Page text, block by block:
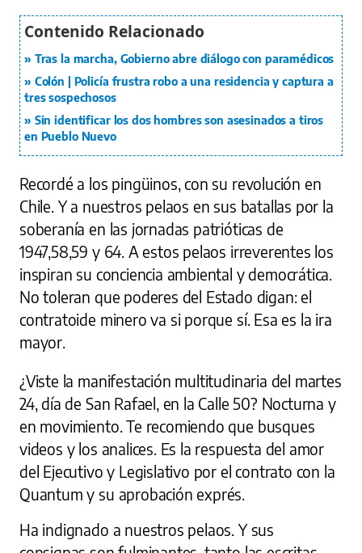
Tras la marcha, Gobierno abre diálogo con paramédicos
Colón | Policía frustra robo a una residencia y captura a
tres sospechosos
Sin identificar los dos hombres son asesinados a tiros
en Pueblo Nuevo
Recordé a los pingüinos, con su revolución en
Chile. Y a nuestros pelaos en sus batallas por la
soberanía en las jornadas patrióticas de
1947,58,59 y 64. A estos pelaos irreverentes los
inspiran su conciencia ambiental y democrática.
No toleran que poderes del Estado digan: el
contratoide minero va si porque sí. Esa es la ira
mayor.
¿Viste la manifestación multitudinaria del martes
24, día de San Rafael, en la Calle 50? Nocturna y
en movimiento. Te recomiendo que busques
videos y los analices. Es la respuesta del amor
del Ejecutivo y Legislativo por el contrato con la
Quantum y su aprobación exprés.
Ha indignado a nuestros pelaos. Y sus